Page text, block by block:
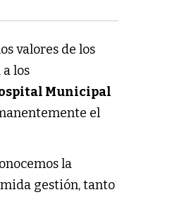
valores de los
los
Municipal
el
la
gestión, tanto